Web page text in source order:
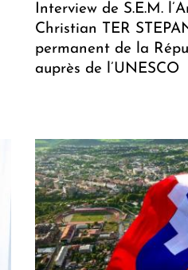
Interview de S.E.M.
Christian TER
permanent de la
auprès de l’UNESCO